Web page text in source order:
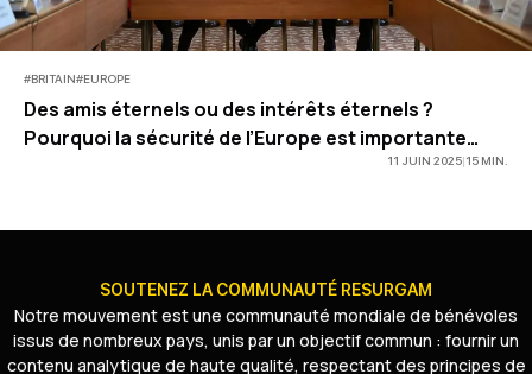
#BRITAIN#EUROPE
Des amis éternels ou des intérêts éternels ?
Pourquoi la sécurité de l’Europe est importante
11 JUIN 2025|15 MIN
SOUTENEZ LA COMMUNAUTÉ RESURGAM
Notre mouvement est une communauté mondiale de bénévoles
issus de nombreux pays, unis par un objectif commun : fournir un
contenu analytique de haute qualité, respectant des principes de